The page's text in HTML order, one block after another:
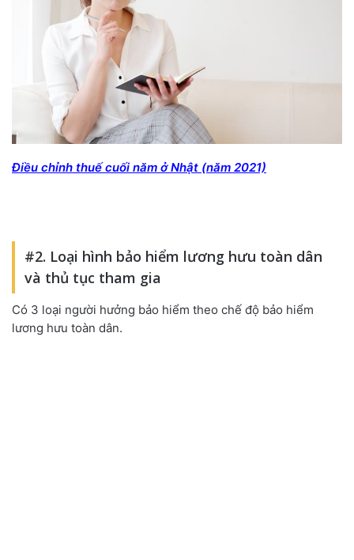
Điều chỉnh thuế cuối năm ở Nhật (năm 2021)
#2. Loại hình bảo hiểm lương hưu toàn dân
và thủ tục tham gia
Có 3 loại người hưởng bảo hiểm theo chế độ bảo hiểm
lương hưu toàn dân.